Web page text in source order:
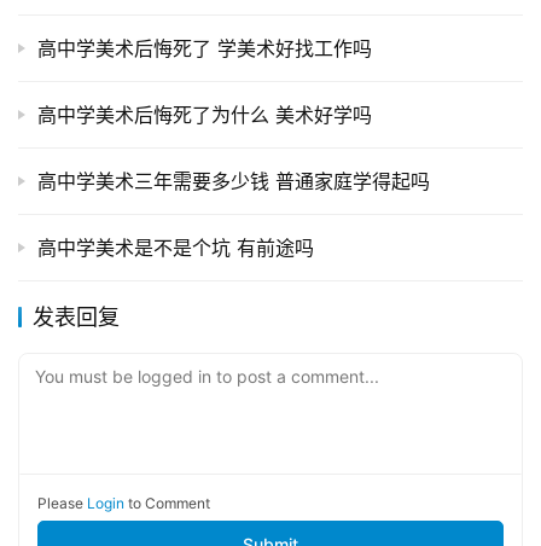
高中学美术后悔死了 学美术好找工作吗
高中学美术后悔死了为什么 美术好学吗
高中学美术三年需要多少钱 普通家庭学得起吗
高中学美术是不是个坑 有前途吗
发表回复
You must be logged in to post a comment...
Please Login to Comment